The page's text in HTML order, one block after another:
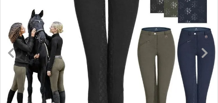
ヘルメット
キュロット・ズボン
プロテクターベスト
ブーツ・ブーツバッグ